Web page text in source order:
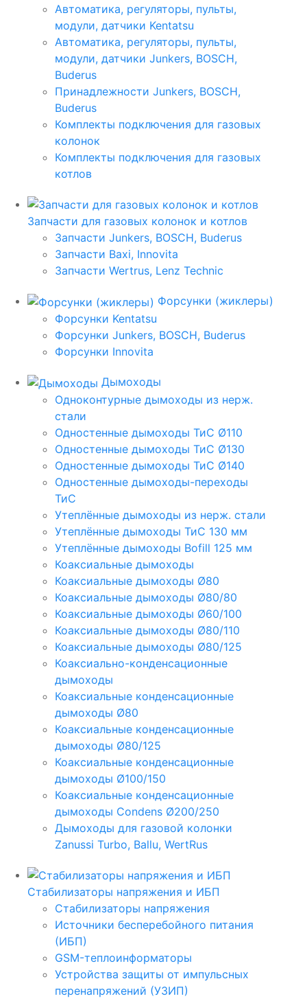
Автоматика, регуляторы, пульты,
модули, датчики Kentatsu
Автоматика, регуляторы, пульты,
модули, датчики Junkers, BOSCH,
Buderus
Принадлежности Junkers, BOSCH,
Buderus
Комплекты подключения для газовых
колонок
Комплекты подключения для газовых
котлов
Запчасти для газовых колонок и котлов
Запчасти Junkers, BOSCH, Buderus
Запчасти Baxi, Innovita
Запчасти Wertrus, Lenz Technic
Форсунки (жиклеры)
Форсунки Kentatsu
Форсунки Junkers, BOSCH, Buderus
Форсунки Innovita
Дымоходы
Одноконтурные дымоходы из нерж.
стали
Одностенные дымоходы ТиС Ø110
Одностенные дымоходы ТиС Ø130
Одностенные дымоходы ТиС Ø140
Одностенные дымоходы-переходы
ТиС
Утеплённые дымоходы из нерж. стали
Утеплённые дымоходы ТиС 130 мм
Утеплённые дымоходы Bofill 125 мм
Коаксиальные дымоходы
Коаксиальные дымоходы Ø80
Коаксиальные дымоходы Ø80/80
Коаксиальные дымоходы Ø60/100
Коаксиальные дымоходы Ø80/110
Коаксиальные дымоходы Ø80/125
Коаксиально-конденсационные
дымоходы
Коаксиальные конденсационные
дымоходы Ø80
Коаксиальные конденсационные
дымоходы Ø80/125
Коаксиальные конденсационные
дымоходы Ø100/150
Коаксиальные конденсационные
дымоходы Condens Ø200/250
Дымоходы для газовой колонки
Zanussi Turbo, Ballu, WertRus
Стабилизаторы напряжения и ИБП
Стабилизаторы напряжения
Источники бесперебойного питания
(ИБП)
GSM-теплоинформаторы
Устройства защиты от импульсных
перенапряжений (УЗИП)